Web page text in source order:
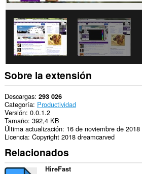
y
actividad
navegación.
Sobre la extensión
Descargas 293 026
Categoría Productividad
Versión 0.0.1.2
Tamaño 392,4 KB
Última actualización 16 de noviembre de 2018
Licencia Copyright 2018 dreamcarved
Relacionados
HireFast